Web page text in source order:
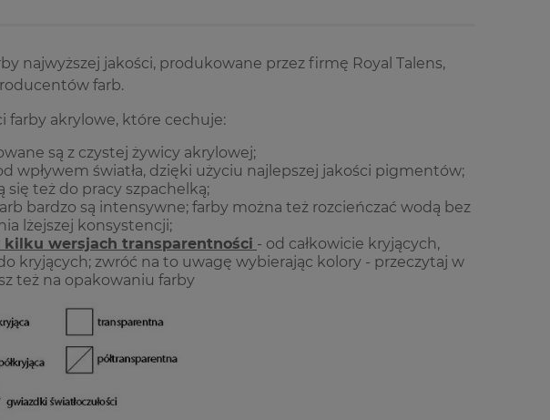
najwyższej jakości, produkowane przez firmę Royal Talens,
farb.
farby akrylowe, które cechuje:
są z czystej żywicy akrylowej;
wpływem światła, dzięki użyciu najlepszej jakości pigmentów;
się też do pracy szpachelką;
bardzo są intensywne; farby można też rozcieńczać wodą bez
lżejszej konsystencji;
wersjach transparentności - od całkowicie kryjących,
kryjących; zwróć na to uwagę wybierając kolory - przeczytaj w
też na opakowaniu farby